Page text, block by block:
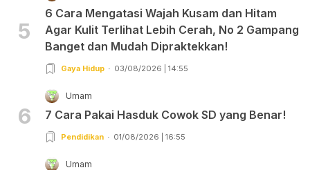
5
6 Cara Mengatasi Wajah Kusam dan Hitam
Agar Kulit Terlihat Lebih Cerah, No 2 Gampang
Banget dan Mudah Dipraktekkan!
Gaya Hidup 03/08/2026 | 14:55
6
Umam
7 Cara Pakai Hasduk Cowok SD yang Benar!
Pendidikan 01/08/2026 | 16:55
Umam